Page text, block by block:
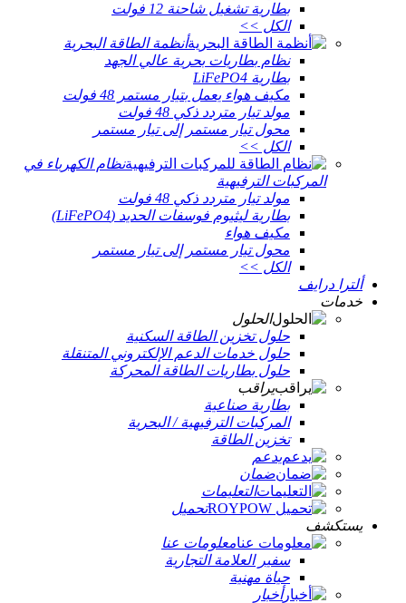
بطارية تشغيل شاحنة 12 فولت
الكل >>
أنظمة الطاقة البحرية
نظام بطاريات بحرية عالي الجهد
بطارية LiFePO4
مكيف هواء يعمل بتيار مستمر 48 فولت
مولد تيار متردد ذكي 48 فولت
محول تيار مستمر إلى تيار مستمر
الكل >>
نظام الكهرباء في
المركبات الترفيهية
مولد تيار متردد ذكي 48 فولت
بطارية ليثيوم فوسفات الحديد (LiFePO4)
مكيف هواء
محول تيار مستمر إلى تيار مستمر
الكل >>
ألترا درايف
خدمات
الحلول
حلول تخزين الطاقة السكنية
حلول خدمات الدعم الإلكتروني المتنقلة
حلول بطاريات الطاقة المحركة
يراقب
بطارية صناعية
المركبات الترفيهية / البحرية
تخزين الطاقة
يدعم
ضمان
التعليمات
تحميل
يستكشف
معلومات عنا
سفير العلامة التجارية
حياة مهنية
أخبار